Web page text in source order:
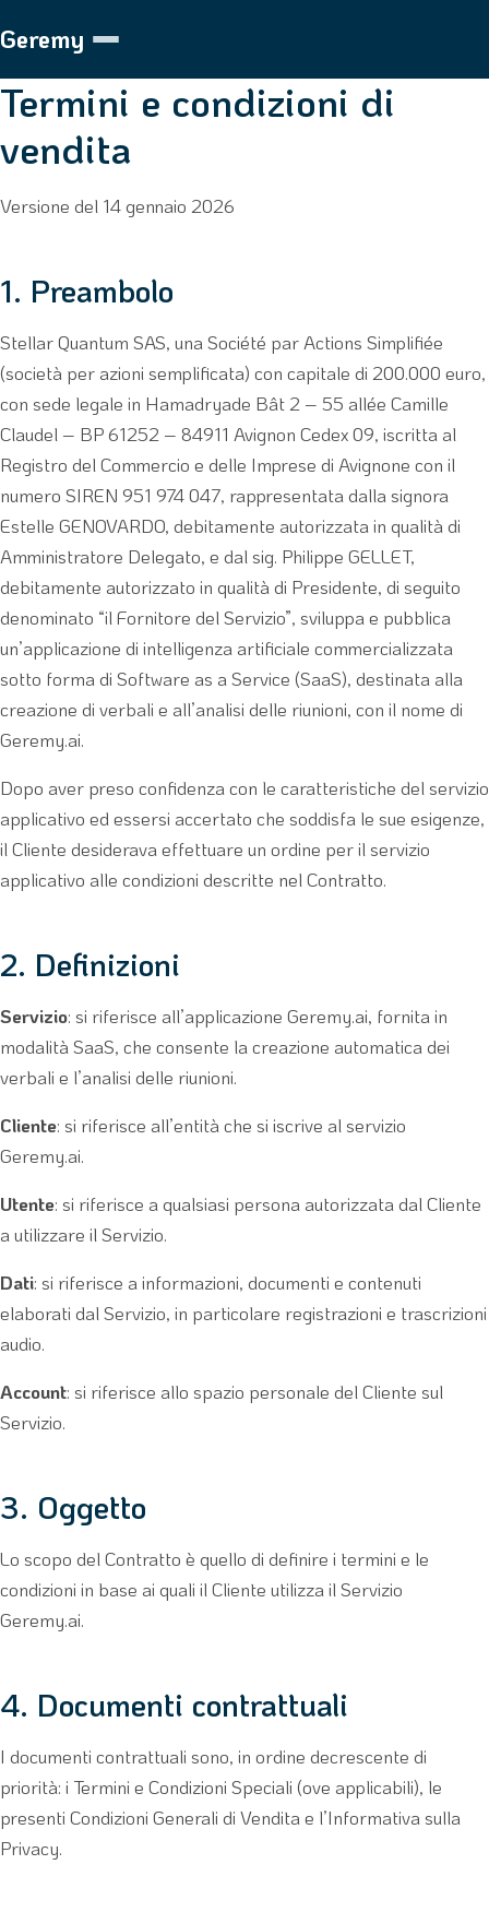
Geremy
Termini e condizioni di
vendita
Versione del 14 gennaio 2026
1. Preambolo
Stellar Quantum SAS, una Société par Actions Simplifiée
(società per azioni semplificata) con capitale di 200.000 euro,
con sede legale in Hamadryade Bât 2 – 55 allée Camille
Claudel – BP 61252 – 84911 Avignon Cedex 09, iscritta al
Registro del Commercio e delle Imprese di Avignone con il
numero SIREN 951 974 047, rappresentata dalla signora
Estelle GENOVARDO, debitamente autorizzata in qualità di
Amministratore Delegato, e dal sig. Philippe GELLET,
debitamente autorizzato in qualità di Presidente, di seguito
denominato “il Fornitore del Servizio”, sviluppa e pubblica
un’applicazione di intelligenza artificiale commercializzata
sotto forma di Software as a Service (SaaS), destinata alla
creazione di verbali e all’analisi delle riunioni, con il nome di
Geremy.ai.
Dopo aver preso confidenza con le caratteristiche del servizio
applicativo ed essersi accertato che soddisfa le sue esigenze,
il Cliente desiderava effettuare un ordine per il servizio
applicativo alle condizioni descritte nel Contratto.
2. Definizioni
Servizio: si riferisce all’applicazione Geremy.ai, fornita in
modalità SaaS, che consente la creazione automatica dei
verbali e l’analisi delle riunioni.
Cliente: si riferisce all’entità che si iscrive al servizio
Geremy.ai.
Utente: si riferisce a qualsiasi persona autorizzata dal Cliente
a utilizzare il Servizio.
Dati: si riferisce a informazioni, documenti e contenuti
elaborati dal Servizio, in particolare registrazioni e trascrizioni
audio.
Account: si riferisce allo spazio personale del Cliente sul
Servizio.
3. Oggetto
Lo scopo del Contratto è quello di definire i termini e le
condizioni in base ai quali il Cliente utilizza il Servizio
Geremy.ai.
4. Documenti contrattuali
I documenti contrattuali sono, in ordine decrescente di
priorità: i Termini e Condizioni Speciali (ove applicabili), le
presenti Condizioni Generali di Vendita e l’Informativa sulla
Privacy.